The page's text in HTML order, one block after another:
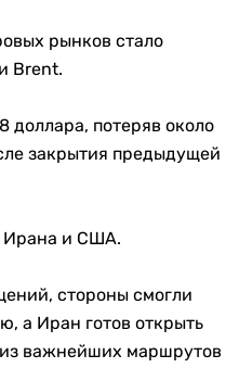
рынков стало
Brent.
доллара, потеряв около
закрытия предыдущей
Ирана и США.
стороны смогли
а Иран готов открыть
важнейших маршрутов